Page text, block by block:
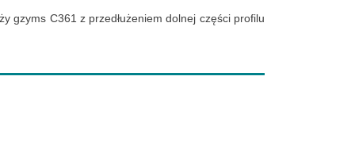
gzyms C361 z przedłużeniem dolnej części profilu